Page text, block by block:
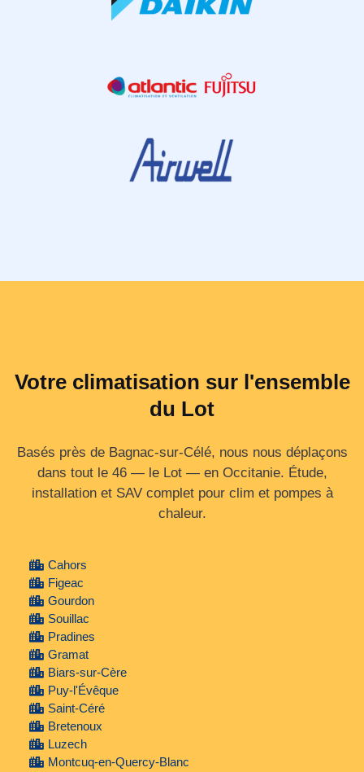
Votre climatisation sur l'ensemble
du Lot
Basés près de Bagnac-sur-Célé, nous nous déplaçons
dans tout le 46 — le Lot — en Occitanie. Étude,
installation et SAV complet pour clim et pompes à
chaleur.
Cahors
Figeac
Gourdon
Souillac
Pradines
Gramat
Biars-sur-Cère
Puy-l'Évêque
Saint-Céré
Bretenoux
Luzech
Montcuq-en-Quercy-Blanc